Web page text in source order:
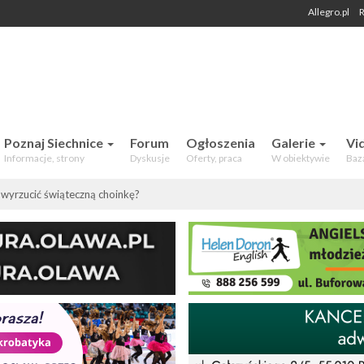
Aktualności,
Allegro.pl
Poznaj Siechnice
Informacje, strony
Forum
Dyskusje
Ogłoszenia
Oferty, praca
Galerie
W obiektywie
świąteczną choinkę?